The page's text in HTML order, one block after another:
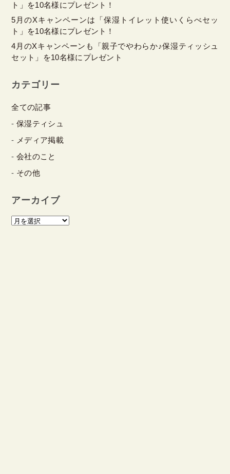
ト」を10名様にプレゼント！
5月のXキャンペーンは「保湿トイレット使いくらべセッ
ト」を10名様にプレゼント！
4月のXキャンペーンも「親子でやわらか♪保湿ティッシュ
セット」を10名様にプレゼント
カテゴリー
全ての記事
保湿ティシュ
メディア掲載
会社のこと
その他
アーカイブ